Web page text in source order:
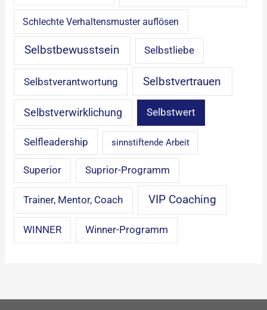
Schlechte Verhaltensmuster auflösen
Selbstbewusstsein Selbstliebe
Selbstverantwortung Selbstvertrauen
Selbstverwirklichung Selbstwert
Selfleadership sinnstiftende Arbeit
Superior Suprior-Programm
Trainer, Mentor, Coach VIP Coaching
WINNER Winner-Programm